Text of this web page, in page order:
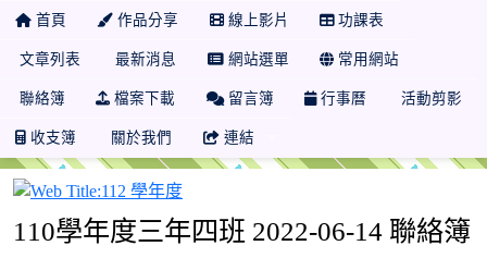
首頁 作品分享 線上影片 功課表
文章列表 最新消息 網站選單 常用網站
聯絡簿 檔案下載 留言簿 行事曆 活動剪影
收支簿 關於我們 連結
112 學年度
110學年度三年四班 2022-06-14 聯絡簿